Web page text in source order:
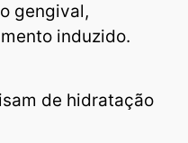
gengival,
induzido.
de hidratação